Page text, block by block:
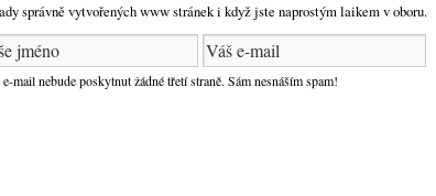
správně vytvořených www stránek i když jste naprostým laikem v oboru.
e-mail nebude poskytnut žádné třetí straně. Sám nesnáším spam!